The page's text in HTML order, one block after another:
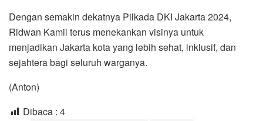
Dengan semakin dekatnya Pilkada DKI Jakarta 2024,
Ridwan Kamil terus menekankan visinya untuk
menjadikan Jakarta kota yang lebih sehat, inklusif, dan
sejahtera bagi seluruh warganya.
(Anton)
Dibaca : 4